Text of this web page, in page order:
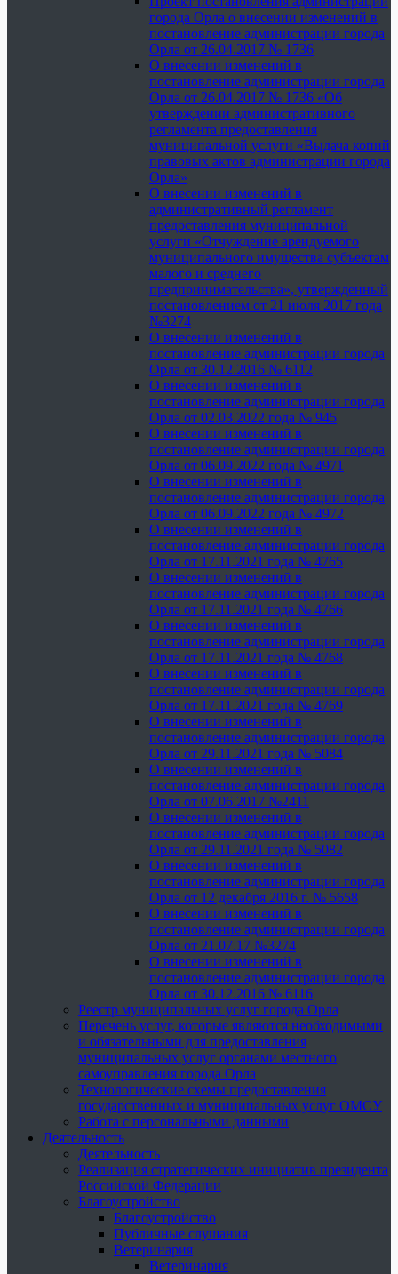
города Орла о внесении изменений в
постановление администрации города
Орла от 26.04.2017 № 1736
О внесении изменений в
постановление администрации города
Орла от 26.04.2017 № 1736 «Об
утверждении административного
регламента предоставления
муниципальной услуги «Выдача копий
правовых актов администрации города
Орла»
О внесении изменений в
административный регламент
предоставления муниципальной
услуги «Отчуждение арендуемого
муниципального имущества субъектам
малого и среднего
предпринимательства», утвержденный
постановлением от 21 июля 2017 года
№3274
О внесении изменений в
постановление администрации города
Орла от 30.12.2016 № 6112
О внесении изменений в
постановление администрации города
Орла от 02.03.2022 года № 945
О внесении изменений в
постановление администрации города
Орла от 06.09.2022 года № 4971
О внесении изменений в
постановление администрации города
Орла от 06.09.2022 года № 4972
О внесении изменений в
постановление администрации города
Орла от 17.11.2021 года № 4765
О внесении изменений в
постановление администрации города
Орла от 17.11.2021 года № 4766
О внесении изменений в
постановление администрации города
Орла от 17.11.2021 года № 4768
О внесении изменений в
постановление администрации города
Орла от 17.11.2021 года № 4769
О внесении изменений в
постановление администрации города
Орла от 29.11.2021 года № 5084
О внесении изменений в
постановление администрации города
Орла от 07.06.2017 №2411
О внесении изменений в
постановление администрации города
Орла от 29.11.2021 года № 5082
О внесении изменений в
постановление администрации города
Орла от 12 декабря 2016 г. № 5658
О внесении изменений в
постановление администрации города
Орла от 21.07.17 №3274
О внесении изменений в
постановление администрации города
Орла от 30.12.2016 № 6116
Реестр муниципальных услуг города Орла
Перечень услуг, которые являются необходимыми
и обязательными для предоставления
муниципальных услуг органами местного
самоуправления города Орла
Технологические схемы предоставления
государственных и муниципальных услуг ОМСУ
Работа с персональными данными
Деятельность
Деятельность
Реализация стратегических инициатив президента
Российской Федерации
Благоустройство
Благоустройство
Публичные слушания
Ветеринария
Ветеринария